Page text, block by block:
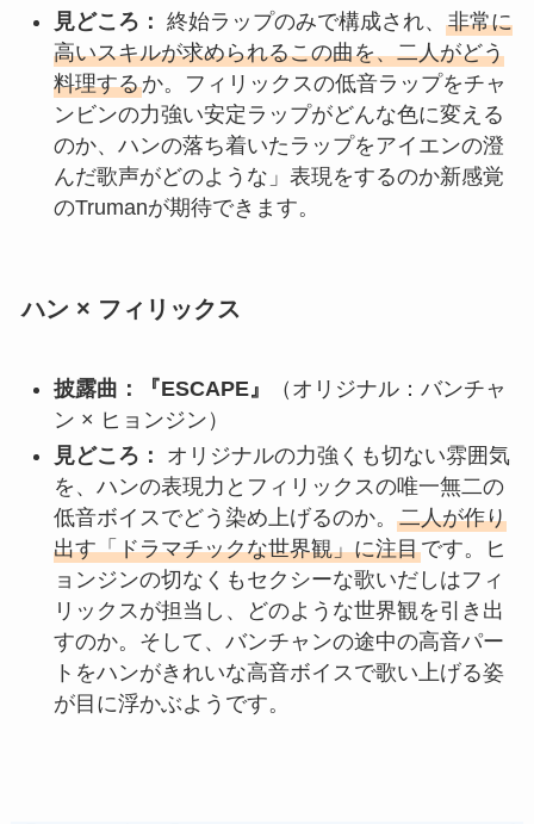
見どころ ： 終始ラップのみで構成され、 非常に
高いスキルが求められるこの曲を、二人がどう
料理するか。フィリックスの低音ラップをチャ
ンビンの力強い安定ラップがどんな色に変える
のか、ハンの落ち着いたラップをアイエンの澄
んだ歌声がどのような」表現をするのか新感覚
のTrumanが期待できます。
ハン × フィリックス
披露曲：『ESCAPE』
（オリジナル：バンチャ
ン × ヒョンジン）
見どころ：
オリジナルの力強くも切ない雰囲気
を、ハンの表現力とフィリックスの唯一無二の
低音ボイスでどう染め上げるのか。 二人が作り
出す「ドラマチックな世界観」に注目です。ヒ
ョンジンの切なくもセクシーな歌いだしはフィ
リックスが担当し、どのような世界観を引き出
すのか。そして、バンチャンの途中の高音パー
トをハンがきれいな高音ボイスで歌い上げる姿
が目に浮かぶようです。